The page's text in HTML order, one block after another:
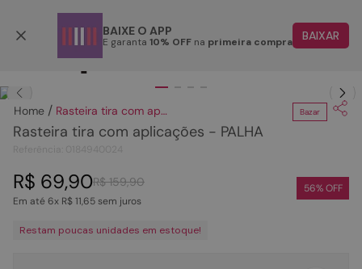
BAIXE O APP
E garanta 10% OFF na primeira compra BAIXAR
Rasteira tira com aplicações - PALHA Bazar
Rasteira tira com aplicações - PALHA
R$ 159,90
R$ 69,90
Em até6x R$11,65sem juros
56% OFF
Restam poucas unidades em estoque!
1
2º
bota
4º
rasteira
5º
sandalia
6º
tamanco